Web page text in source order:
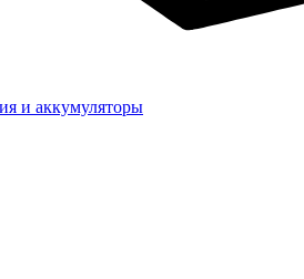
и аккумуляторы